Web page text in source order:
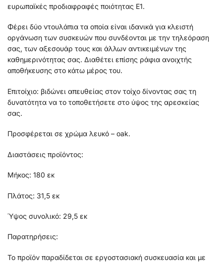
ευρωπαϊκές προδιαφραφές ποιότητας Ε1.
Φέρει δύο ντουλάπια τα οποία είναι ιδανικά για κλειστή
οργάνωση των συσκευών που συνδέονται με την τηλεόραση
σας, των αξεσουάρ τους και άλλων αντικειμένων της
καθημερινότητας σας. Διαθέτει επίσης ράφια ανοιχτής
αποθήκευσης στο κάτω μέρος του.
Επιτοίχιο: βιδώνει απευθείας στον τοίχο δίνοντας σας τη
δυνατότητα να το τοποθετήσετε στο ύψος της αρεσκείας
σας.
Προσφέρεται σε χρώμα λευκό – oak.
Διαστάσεις προϊόντος:
Μήκος: 180 εκ
Πλάτος: 31,5 εκ
Ύψος συνολικό: 29,5 εκ
Παρατηρήσεις:
Το προϊόν παραδίδεται σε εργοστασιακή συσκευασία και με